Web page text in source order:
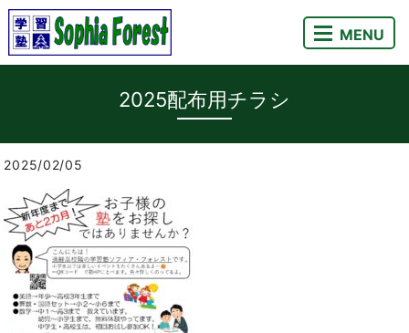
MENU
2025配布用チラシ
2025/02/05